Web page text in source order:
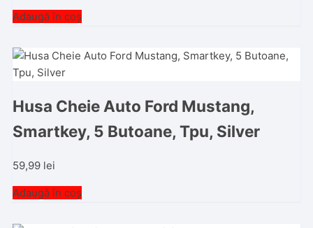
Adaugă în coș
Husa Cheie Auto Ford Mustang,
Smartkey, 5 Butoane, Tpu, Silver
59,99 lei
Adaugă în coș